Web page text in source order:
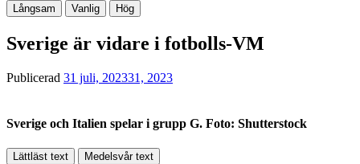
Långsam Vanlig Hög
Sverige är vidare i fotbolls-VM
Publicerad 31 juli, 202331, 2023
Sverige och Italien spelar i grupp G. Foto: Shutterstock
Lättläst text Medelsvår text